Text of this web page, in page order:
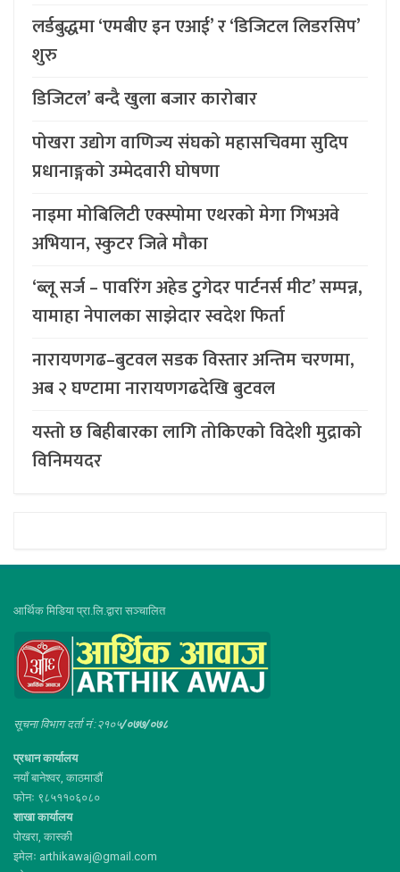
लर्डबुद्धमा ‘एमबीए इन एआई’ र ‘डिजिटल लिडरसिप’
शुरु
डिजिटल’ बन्दै खुला बजार कारोबार
पोखरा उद्योग वाणिज्य संघको महासचिवमा सुदिप
प्रधानाङ्गको उम्मेदवारी घोषणा
नाइमा मोबिलिटी एक्स्पोमा एथरको मेगा गिभअवे
अभियान, स्कुटर जित्ने मौका
‘ब्लू सर्ज – पावरिंग अहेड टुगेदर पार्टनर्स मीट’ सम्पन्न,
यामाहा नेपालका साझेदार स्वदेश फिर्ता
नारायणगढ–बुटवल सडक विस्तार अन्तिम चरणमा,
अब २ घण्टामा नारायणगढदेखि बुटवल
यस्तो छ बिहीबारका लागि तोकिएको विदेशी मुद्राको
विनिमयदर
आर्थिक मिडिया प्रा.लि.द्वारा सञ्चालित
सूचना विभाग दर्ता नं :२१०५/०७७/०७८
प्रधान कार्यालय
नयाँ बानेश्वर, काठमाडौं
फोनः ९८५११०६०८०
शाखा कार्यालय
पोखरा, कास्की
इमेलः arthikawaj@gmail.com